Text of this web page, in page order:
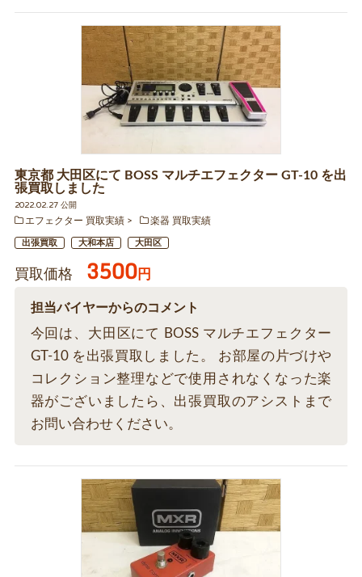
東京都 大田区にて BOSS マルチエフェクター GT-10 を出
張買取しました
2022.02.27 公開
エフェクター 買取実績
楽器 買取実績
出張買取 大和本店 大田区
買取価格 3500円
担当バイヤーからのコメント
今回は、大田区にて BOSS マルチエフェクター
GT-10 を出張買取しました。 お部屋の片づけや
コレクション整理などで使用されなくなった楽
器がございましたら、出張買取のアシストまで
お問い合わせください。